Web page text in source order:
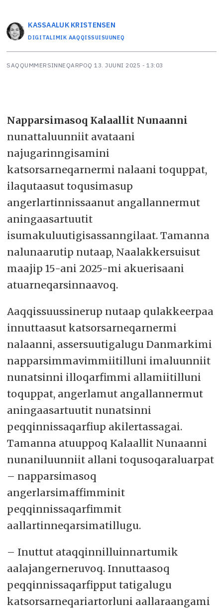
KASSAALUK KRISTENSEN
DIGITALIMIK AAQQISSUISUUNEQ
SAQQUMMERSINNEQARPOQ 13. JUUNI 2025 - 13:03
Napparsimasoq Kalaallit Nunaanni
nunattaluunniit avataani
najugarinngisamini
katsorsarneqarnermi nalaani toquppat,
ilaqutaasut toqusimasup
angerlartinnissaanut angallannermut
aningaasartuutit
isumakuluutigisassanngilaat. Tamanna
nalunaarutip nutaap, Naalakkersuisut
maajip 15-ani 2025-mi akuerisaani
atuarneqarsinnaavoq.
Aaqqissuussinerup nutaap qulakkeerpaa
innuttaasut katsorsarneqarnermi
nalaanni, assersuutigalugu Danmarkimi
napparsimmavimmiitilluni imaluunniit
nunatsinni illoqarfimmi allamiitilluni
toquppat, angerlamut angallannermut
aningaasartuutit nunatsinni
peqqinnissaqarfiup akilertassagai.
Tamanna atuuppoq Kalaallit Nunaanni
nunaniluunniit allani toqusoqaraluarpat
– napparsimasoq
angerlarsimaffimminit
peqqinnissaqarfimmit
aallartinneqarsimatillugu.
– Inuttut ataqqinnilluinnartumik
aalajangerneruvoq. Innuttaasoq
peqqinnissaqarfipput tatigalugu
katsorsarneqariartorluni aallaraangami